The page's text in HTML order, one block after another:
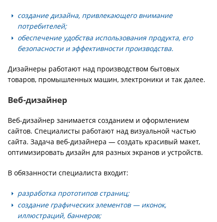
создание дизайна, привлекающего внимание
потребителей;
обеспечение удобства использования продукта, его
безопасности и эффективности производства.
Дизайнеры работают над производством бытовых
товаров, промышленных машин, электроники и так далее.
Веб-дизайнер
Веб-дизайнер занимается созданием и оформлением
сайтов. Специалисты работают над визуальной частью
сайта. Задача веб-дизайнера — создать красивый макет,
оптимизировать дизайн для разных экранов и устройств.
В обязанности специалиста входит:
разработка прототипов страниц;
создание графических элементов — иконок,
иллюстраций, баннеров;